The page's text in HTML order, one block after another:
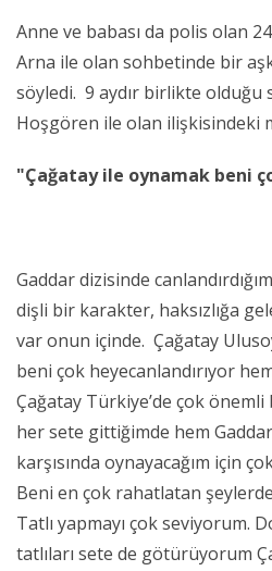
Anne ve babası da polis olan
Arna ile olan sohbetinde bir
söyledi. 9 aydır birlikte olduğu
Hoşgören ile olan ilişkisindeki
"Çağatay ile oynamak beni
Gaddar dizisinde
dişli bir karakter, haksızlığa
var onun içinde. Çağatay
beni çok heyecanlandırıyor
Çağatay Türkiye’de çok
her sete gittiğimde hem Gaddar
karşısında oynayacağım için
Beni en çok rahatlatan
Tatlı yapmayı çok seviyorum.
tatlıları sete de götürüyorum